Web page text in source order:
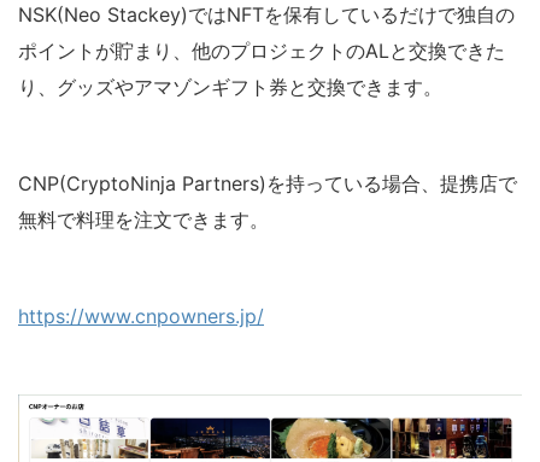
NSK(Neo Stackey)ではNFTを保有しているだけで独自の
ポイントが貯まり、他のプロジェクトのALと交換できた
り、グッズやアマゾンギフト券と交換できます。
CNP(CryptoNinja Partners)を持っている場合、提携店で
無料で料理を注文できます。
https://www.cnpowners.jp/